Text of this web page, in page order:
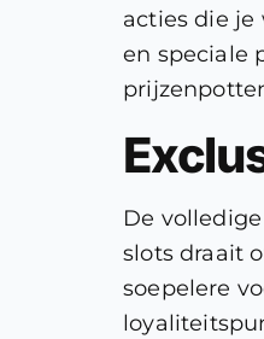
acties die je
en speciale
De
slots draait
soepelere